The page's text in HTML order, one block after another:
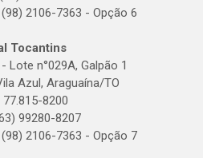
2106-7363 - Opção 6
Tocantins
Lote n°029A, Galpão 1
Azul, Araguaína/TO
77.815-8200
99280-8207
2106-7363 - Opção 7